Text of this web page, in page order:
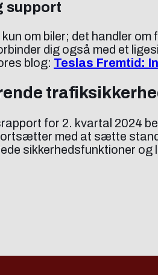
support
kun om biler; det handler
dig også med et
blog: Teslas Fremtid:
for 2. kvartal 2024
med at sætte
sikkerhedsfunktioner